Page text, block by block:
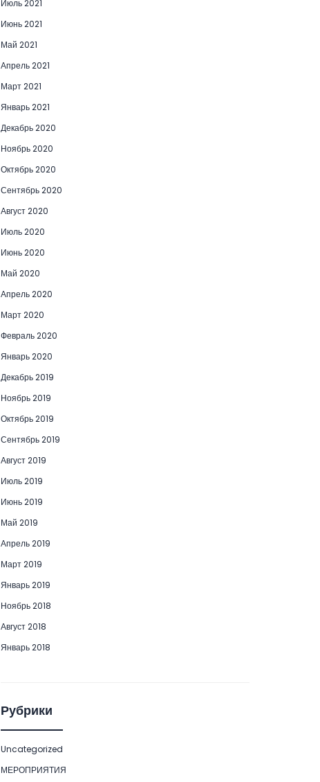
Июль 2021
Июнь 2021
Май 2021
Апрель 2021
Март 2021
Январь 2021
Декабрь 2020
Ноябрь 2020
Октябрь 2020
Сентябрь 2020
Август 2020
Июль 2020
Июнь 2020
Май 2020
Апрель 2020
Март 2020
Февраль 2020
Январь 2020
Декабрь 2019
Ноябрь 2019
Октябрь 2019
Сентябрь 2019
Август 2019
Июль 2019
Июнь 2019
Май 2019
Апрель 2019
Март 2019
Январь 2019
Ноябрь 2018
Август 2018
Январь 2018
Рубрики
Uncategorized
МЕРОПРИЯТИЯ